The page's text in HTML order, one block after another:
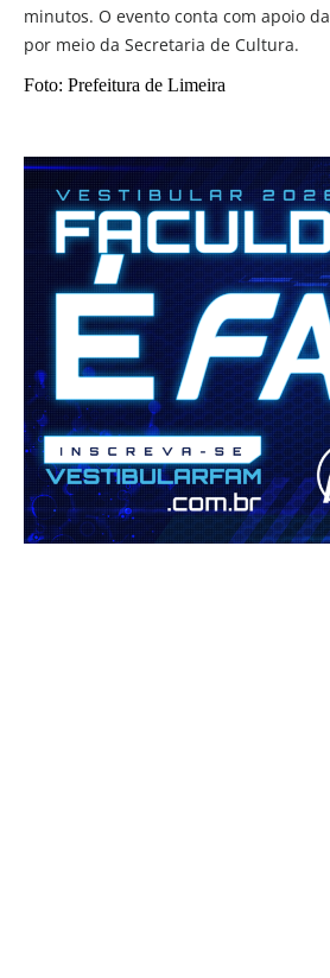
minutos. O evento conta com apoio
por meio da Secretaria de Cultura.
Foto: Prefeitura de Limeira